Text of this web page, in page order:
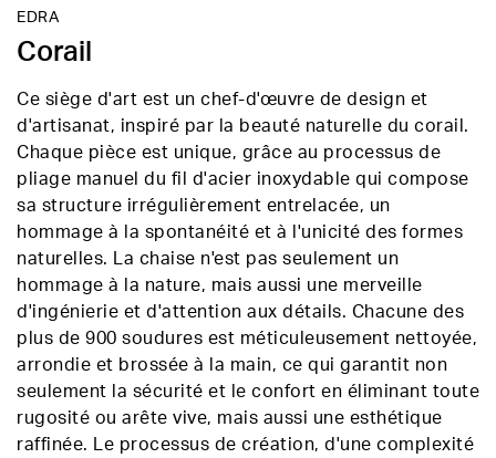
EDRA
Corail
Ce siège d'art est un chef-d'œuvre de design et
d'artisanat, inspiré par la beauté naturelle du corail.
Chaque pièce est unique, grâce au processus de
pliage manuel du fil d'acier inoxydable qui compose
sa structure irrégulièrement entrelacée, un
hommage à la spontanéité et à l'unicité des formes
naturelles. La chaise n'est pas seulement un
hommage à la nature, mais aussi une merveille
d'ingénierie et d'attention aux détails. Chacune des
plus de 900 soudures est méticuleusement nettoyée,
arrondie et brossée à la main, ce qui garantit non
seulement la sécurité et le confort en éliminant toute
rugosité ou arête vive, mais aussi une esthétique
raffinée. Le processus de création, d'une complexité